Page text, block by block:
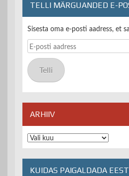
TELLI MÄRGUANDED E-
Sisesta oma e-posti aadress, et
E-
posti
aadress
Telli
ARHIIV
Arhiiv
KUIDAS PAIGALDADA